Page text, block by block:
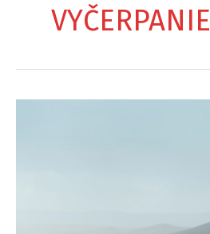
VYČERPANIE